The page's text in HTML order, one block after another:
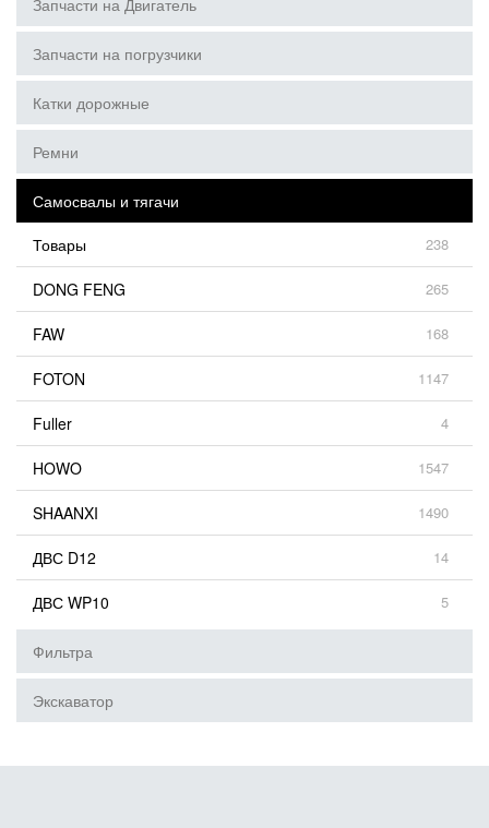
Запчасти на погрузчики
Катки дорожные
Ремни
Самосвалы и тягачи
Товары
238
DONG FENG 265
FAW 168
FOTON 1147
Fuller 4
HOWO 1547
SHAANXI 1490
ДВС D12 14
ДВС WP10 5
Фильтра
Экскаватор